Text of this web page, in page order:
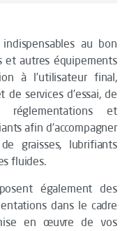
au bon
et autres équipements
à l’utilisateur final,
services d’essai, de
et
afin d’accompagner
graisses, lubrifiants
fluides.
également des
dans le cadre
en œuvre de vos